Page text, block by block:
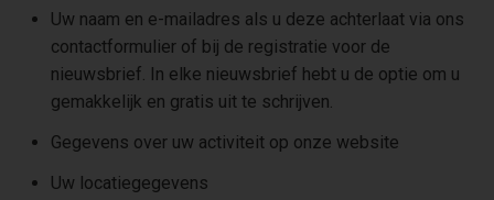
Uw naam en e-mailadres als u deze achterlaat via ons
contactformulier of bij de registratie voor de
nieuwsbrief. In elke nieuwsbrief hebt u de optie om u
gemakkelijk en gratis uit te schrijven.
Gegevens over uw activiteit op onze website
Uw locatiegegevens